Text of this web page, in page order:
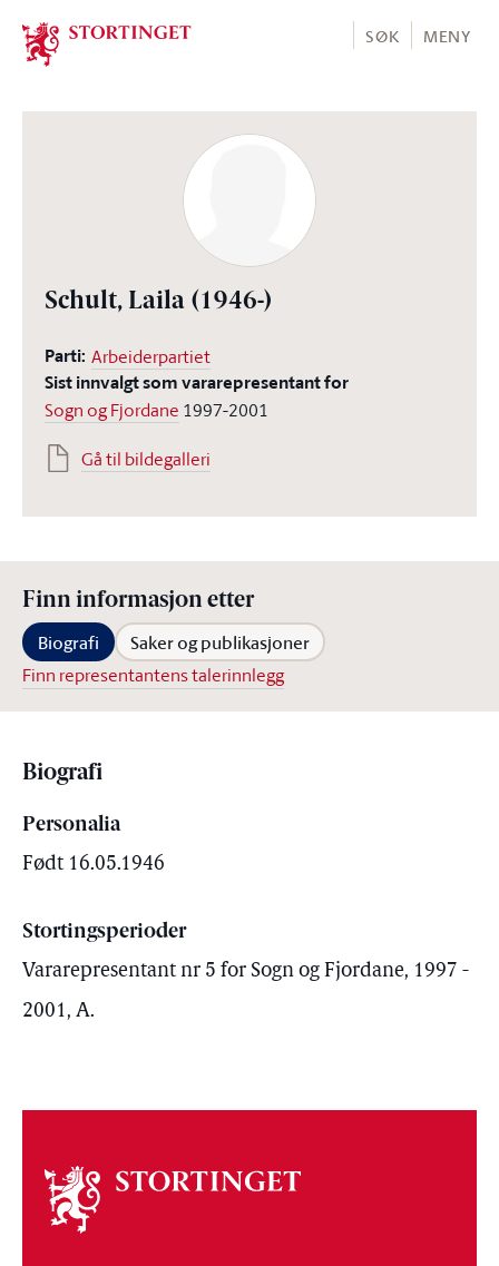
Stortinget.no
SØK MENY
Schult, Laila (1946-)
Parti: Arbeiderpartiet
Sist innvalgt som vararepresentant for
Sogn og Fjordane 1997-2001
Gå til bildegalleri
Finn informasjon etter
Biografi Saker og publikasjoner
Finn representantens talerinnlegg
Biografi
Personalia
Født 16.05.1946
Stortingsperioder
Vararepresentant nr 5 for Sogn og Fjordane, 1997 -
2001, A.
Om
stortinget